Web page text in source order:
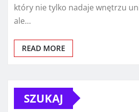
który nie tylko nadaje wnętrzu
ale…
READ MORE
SZUKAJ